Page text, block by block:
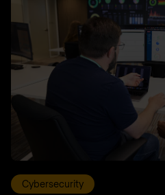
Cybersecurity